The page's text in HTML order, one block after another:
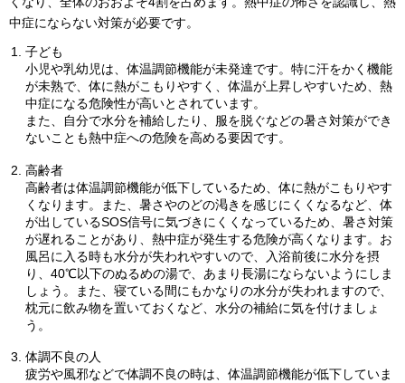
中症にならない対策が必要です。
子ども
小児や乳幼児は、体温調節機能が未発達です。特に汗をかく機能
が未熟で、体に熱がこもりやすく、体温が上昇しやすいため、熱
中症になる危険性が高いとされています。
また、自分で水分を補給したり、服を脱ぐなどの暑さ対策ができ
ないことも熱中症への危険を高める要因です。
高齢者
高齢者は体温調節機能が低下しているため、体に熱がこもりやす
くなります。また、暑さやのどの渇きを感じにくくなるなど、体
が出しているSOS信号に気づきにくくなっているため、暑さ対策
が遅れることがあり、熱中症が発生する危険が高くなります。お
風呂に入る時も水分が失われやすいので、入浴前後に水分を摂
り、40℃以下のぬるめの湯で、あまり長湯にならないようにしま
しょう。また、寝ている間にもかなりの水分が失われますので、
枕元に飲み物を置いておくなど、水分の補給に気を付けましょ
う。
体調不良の人
疲労や風邪などで体調不良の時は、体温調節機能が低下していま